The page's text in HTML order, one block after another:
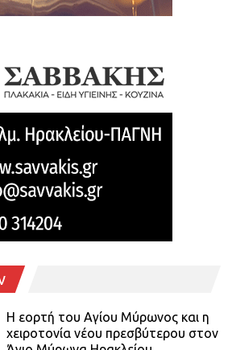
Η εορτή του Αγίου Μύρωνος και η
χειροτονία νέου πρεσβύτερου στον